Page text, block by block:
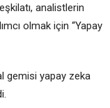
analistlerin
olmak için “Yapay
gemisi yapay zeka